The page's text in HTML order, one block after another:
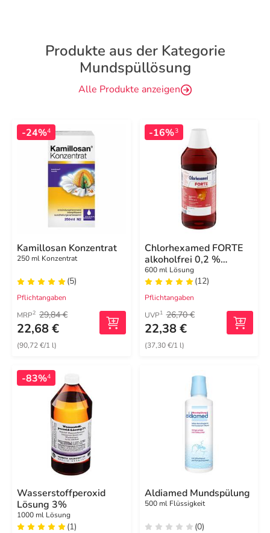
Produkte aus der Kategorie
Mundspüllösung
Alle Produkte anzeigen
-24%4
Kamillosan Konzentrat
250 ml Konzentrat
(5)
Pflichtangaben
MRP2 29,84 €
22,68 €
(90,72 €/1 l)
-16%3
Chlorhexamed FORTE
alkoholfrei 0,2 %
Mundspülung,
antibakteriell
600 ml Lösung
(12)
Pflichtangaben
UVP1 26,70 €
22,38 €
(37,30 €/1 l)
-83%4
Wasserstoffperoxid
Lösung 3%
1000 ml Lösung
(1)
Aldiamed Mundspülung
500 ml Flüssigkeit
(0)